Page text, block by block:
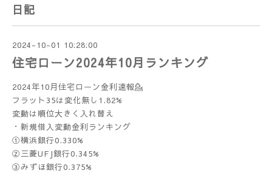
日記
2024-10-01 10:28:00
住宅ローン2024年10月ランキング
2024年10月住宅ローン金利速報💁
フラット35は変化無し1.82%
変動は順位大きく入れ替え
・新規借入変動金利ランキング
①横浜銀行0.330%
②三菱UFJ銀行0.345%
③みずほ銀行0.375%